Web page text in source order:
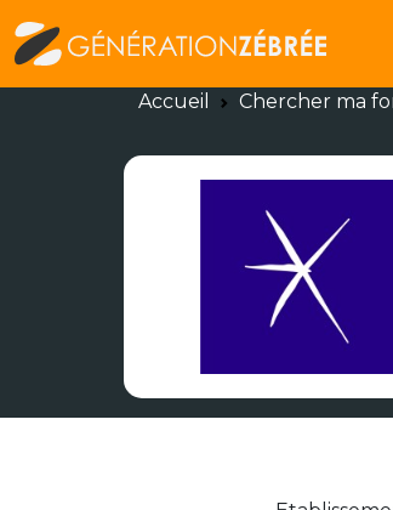
Accueil Chercher ma